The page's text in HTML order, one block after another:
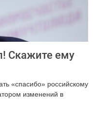
Скажите ему
«спасибо» российскому
изменений в